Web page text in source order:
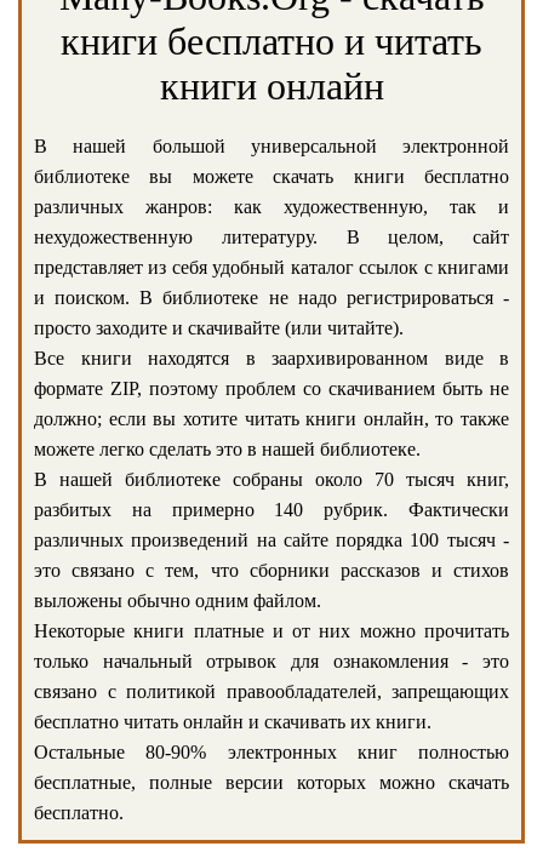
книги бесплатно и читать
книги онлайн
В нашей большой универсальной электронной
библиотеке вы можете скачать книги бесплатно
различных жанров: как художественную, так и
нехудожественную литературу. В целом, сайт
представляет из себя удобный каталог ссылок с книгами
и поиском. В библиотеке не надо регистрироваться -
просто заходите и скачивайте (или читайте).
Все книги находятся в заархивированном виде в
формате ZIP, поэтому проблем со скачиванием быть не
должно; если вы хотите читать книги онлайн, то также
можете легко сделать это в нашей библиотеке.
В нашей библиотеке собраны около 70 тысяч книг,
разбитых на примерно 140 рубрик. Фактически
различных произведений на сайте порядка 100 тысяч -
это связано с тем, что сборники рассказов и стихов
выложены обычно одним файлом.
Некоторые книги платные и от них можно прочитать
только начальный отрывок для ознакомления - это
связано с политикой правообладателей, запрещающих
бесплатно читать онлайн и скачивать их книги.
Остальные 80-90% электронных книг полностью
бесплатные, полные версии которых можно скачать
бесплатно.